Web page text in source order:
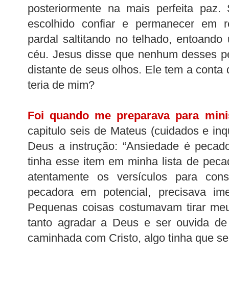
posteriormente na mais perfeita
escolhido confiar e permanecer em
pardal saltitando no telhado,
céu. Jesus disse que nenhum desses
distante de seus olhos. Ele tem a conta
teria de mim?
Foi quando me preparava para
capitulo seis de Mateus (cuidados e
Deus a instrução: “Ansiedade é
tinha esse item em minha lista de
atentamente os versículos para
pecadora em potencial, precisava
Pequenas coisas costumavam tirar
tanto agradar a Deus e ser ouvida
caminhada com Cristo, algo tinha que